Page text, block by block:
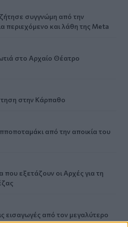
συγγνώμη από την
περιεχόμενο και λάθη της Meta
στο Αρχαίο Θέατρο
στην Κάρπαθο
από την αποικία του
εξετάζουν οι Αρχές για τη
εισαγωγές από τον μεγαλύτερο
Μεξικού